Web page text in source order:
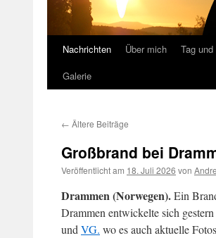
Nachrichten Über mich Tag
Galerie
← Ältere Beiträge
Großbrand bei
Veröffentlicht am 18. Juli 2026 von
Drammen (Norwegen).Ein
Drammen entwickelte sich
und VG. wo es auch aktuelle